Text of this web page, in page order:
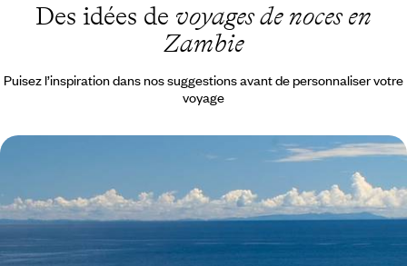
Des idées de voyages de noces en
Zambie
Puisez l’inspiration dans nos suggestions avant de personnaliser votre
voyage
De la Zambie au lac Malawi - Chutes Victoria, safari
Les Chutes Victoria pour porte d'entrée, un voyage inédit conjuguant
un safari en Zambie et une île de rêve au Malawi
13 jours, de 7000 à 9600 €